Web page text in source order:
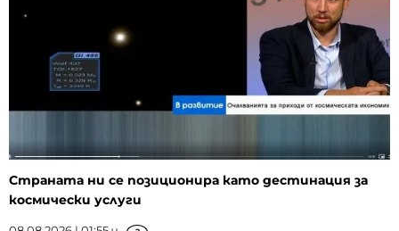
Страната ни се позиционира като дестинация за
космически услуги